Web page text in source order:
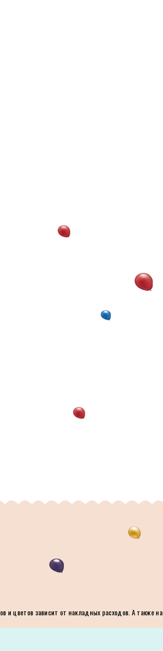
цветов зависит от накладных расходов. А также